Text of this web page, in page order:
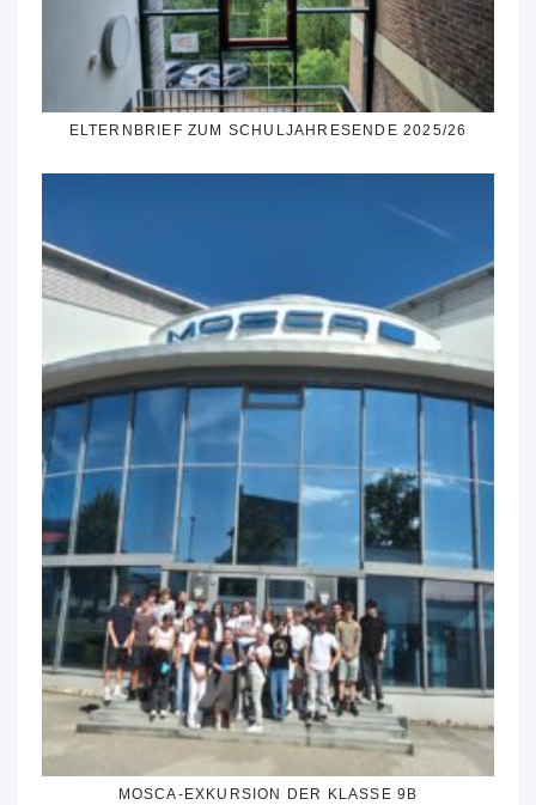
ELTERNBRIEF ZUM SCHULJAHRESENDE 2025/26
MOSCA-EXKURSION DER KLASSE 9B